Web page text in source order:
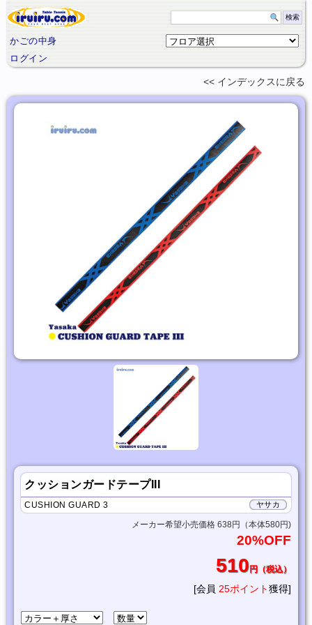
かごの中身
ログイン
インデックスに 戻る
クッションガードテープIII
ヤサカ
CUSHION GUARD 3
メーカー希望小売価格 638円（本体580円)
20%OFF
510円（税込）
[会員 25ポイント獲得]